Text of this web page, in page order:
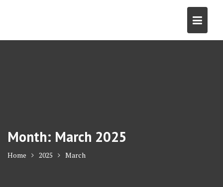
Month: March 2025
Home 2025 March